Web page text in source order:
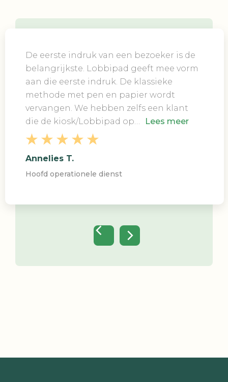
De eerste indruk van een bezoeker is de
belangrijkste. Lobbipad geeft mee vorm
aan die eerste indruk. De klassieke
methode met pen en papier wordt
vervangen. We hebben zelfs een klant
die de kiosk/Lobbipad op…
Lees meer
Annelies T.
Hoofd operationele dienst